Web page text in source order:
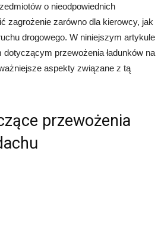
o nieodpowiednich
zagrożenie zarówno dla kierowcy, jak
drogowego. W niniejszym artykule
przewożenia ładunków na
aspekty związane z tą
przewożenia